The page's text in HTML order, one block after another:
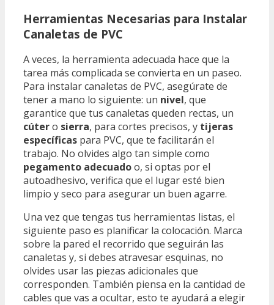
Herramientas Necesarias para Instalar
Canaletas de PVC
A veces, la herramienta adecuada hace que la
tarea más complicada se convierta en un paseo.
Para instalar canaletas de PVC, asegúrate de
tener a mano lo siguiente: un nivel, que
garantice que tus canaletas queden rectas, un
cútero sierra, para cortes precisos, y tijeras
específicas para PVC, que te facilitarán el
trabajo. No olvides algo tan simple como
pegamento adecuadoo, si optas por el
autoadhesivo, verifica que el lugar esté bien
limpio y seco para asegurar un buen agarre.
Una vez que tengas tus herramientas listas, el
siguiente paso es planificar la colocación. Marca
sobre la pared el recorrido que seguirán las
canaletas y, si debes atravesar esquinas, no
olvides usar las piezas adicionales que
corresponden. También piensa en la cantidad de
cables que vas a ocultar, esto te ayudará a elegir